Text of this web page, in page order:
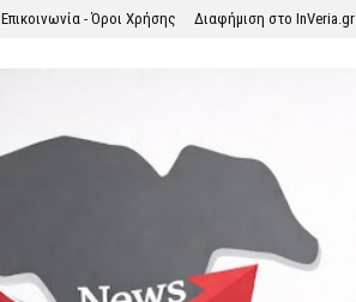
Επικοινωνία - Όροι Χρήσης Διαφήμιση στο InVeria.gr